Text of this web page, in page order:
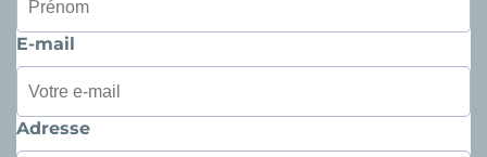
E-mail
Adresse